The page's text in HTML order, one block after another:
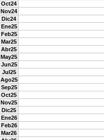
Oct24
Nov24
Dic24
Ene25
Feb25
Mar25
Abr25
May25
Jun25
Jul25
Ago25
Sep25
Oct25
Nov25
Dic25
Ene26
Feb26
Mar26